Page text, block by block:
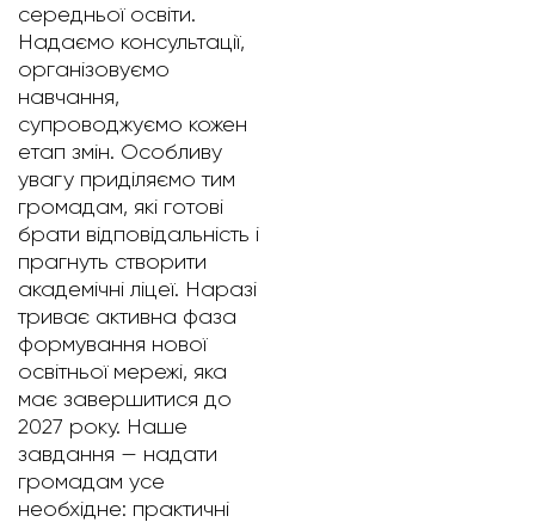
середньої освіти.
Надаємо консультації,
організовуємо
навчання,
супроводжуємо кожен
етап змін. Особливу
увагу приділяємо тим
громадам, які готові
брати відповідальність і
прагнуть створити
академічні ліцеї. Наразі
триває активна фаза
формування нової
освітньої мережі, яка
має завершитися до
2027 року. Наше
завдання — надати
громадам усе
необхідне: практичні